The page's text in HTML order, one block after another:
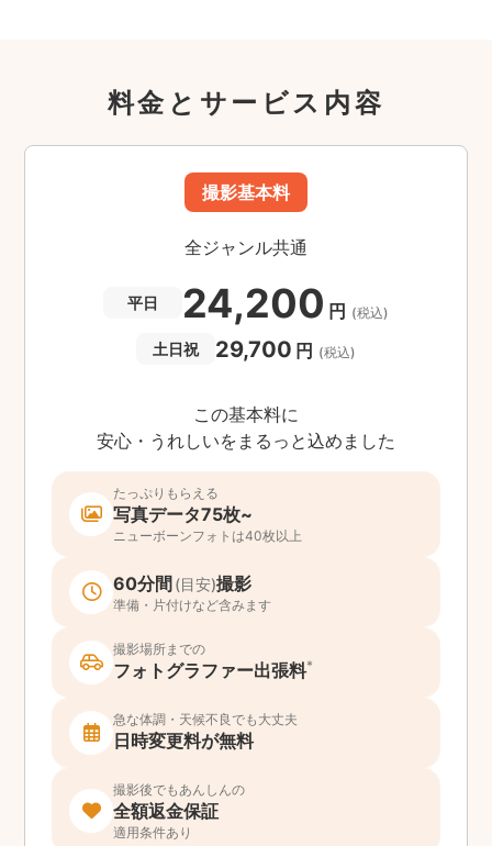
料金とサービス内容
撮影基本料
全ジャンル共通
平日 24,200 円 (税込)
土日祝 29,700 円 (税込)
この基本料に
安心・うれしいをまるっと込めました
たっぷりもらえる
写真データ75枚~
ニューボーンフォトは40枚以上
60分間 (目安)撮影
準備・片付けなど含みます
撮影場所までの
フォトグラファー出張料*
急な体調・天候不良でも大丈夫
日時変更料が無料
撮影後でもあんしんの
全額返金保証
適用条件あり